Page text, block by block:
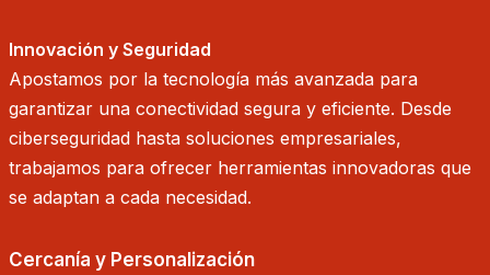
Innovación y Seguridad
Apostamos por la tecnología más avanzada para
garantizar una conectividad segura y eficiente. Desde
ciberseguridad hasta soluciones empresariales,
trabajamos para ofrecer herramientas innovadoras que
se adaptan a cada necesidad.
Cercanía y Personalización